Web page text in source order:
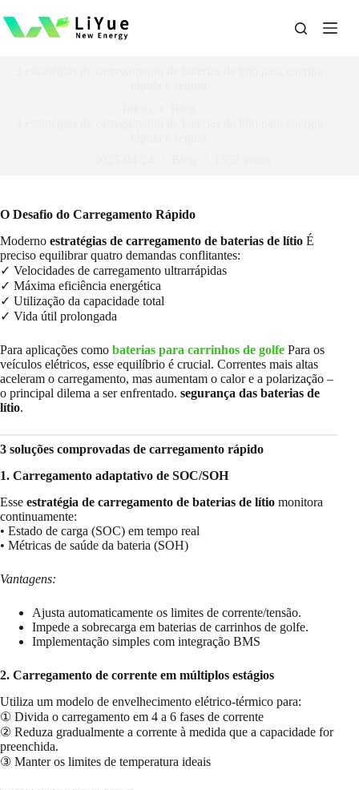
para
O Desafio do Carregamento Rápido
Moderno estratégias de carregamento de baterias de lítio É
preciso equilibrar quatro demandas conflitantes:
✓ Velocidades de carregamento ultrarrápidas
✓ Máxima eficiência energética
✓ Utilização da capacidade total
✓ Vida útil prolongada
Para aplicações como baterias para carrinhos de golfe Para os
veículos elétricos, esse equilíbrio é crucial. Correntes mais altas
aceleram o carregamento, mas aumentam o calor e a polarização –
o principal dilema a ser enfrentado. segurança das baterias de
lítio.
3 soluções comprovadas de carregamento rápido
1. Carregamento adaptativo de SOC/SOH
Esse estratégia de carregamento de baterias de lítio monitora
continuamente:
• Estado de carga (SOC) em tempo real
• Métricas de saúde da bateria (SOH)
Vantagens:
Ajusta automaticamente os limites de corrente/tensão.
Impede a sobrecarga em baterias de carrinhos de golfe.
Implementação simples com integração BMS
2. Carregamento de corrente em múltiplos estágios
Utiliza um modelo de envelhecimento elétrico-térmico para:
① Divida o carregamento em 4 a 6 fases de corrente
② Reduza gradualmente a corrente à medida que a capacidade for
preenchida.
③ Manter os limites de temperatura ideais